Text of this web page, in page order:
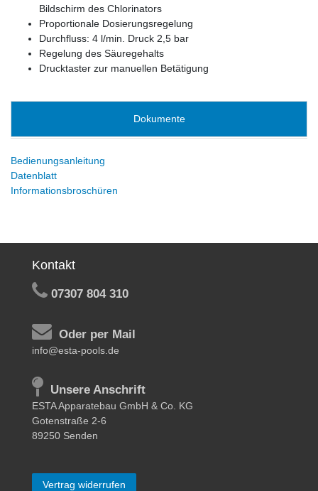
Bildschirm des Chlorinators
Proportionale Dosierungsregelung
Durchfluss: 4 l/min. Druck 2,5 bar
Regelung des Säuregehalts
Drucktaster zur manuellen Betätigung
Dokumente
Bedienungsanleitung
Datenblatt
Informationsbroschüren
Kontakt
07307 804 310
Oder per Mail
info@esta-pools.de
Unsere Anschrift
ESTA Apparatebau GmbH & Co. KG
Gotenstraße 2-6
89250 Senden
Vertrag widerrufen